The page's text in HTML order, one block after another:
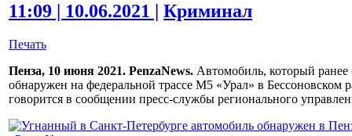
11:09 | 10.06.2021 | Криминал
Печать
Пенза, 10 июня 2021. PenzaNews. Автомобиль, который
обнаружен на федеральной трассе М5 «Урал» в Бессоновском
говорится в сообщении пресс-службы регионального